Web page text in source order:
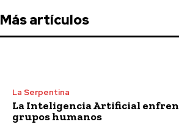
Más artículos
La Serpentina
La Inteligencia Artificial
grupos humanos